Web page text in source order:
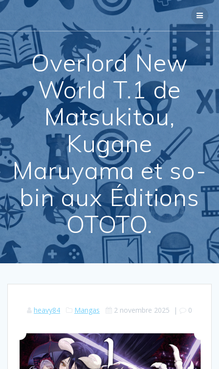
Passer
au
contenu
Overlord New
World T.1 de
Matsukitou,
Kugane
Maruyama et so-
bin aux Éditions
OTOTO.
heavy84 Mangas 2 novembre 2025 | 0